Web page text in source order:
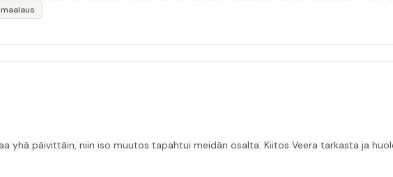
yhä päivittäin, niin iso muutos tapahtui meidän osalta. Kiitos Veera tarkasta ja